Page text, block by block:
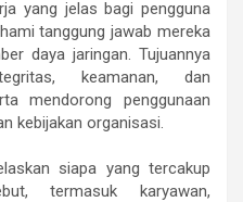
yang jelas bagi pengguna
tanggung jawab mereka
daya jaringan. Tujuannya
keamanan, dan
mendorong penggunaan
kebijakan organisasi.
siapa yang tercakup
termasuk karyawan,